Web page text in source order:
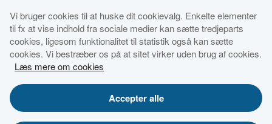
Økonomi- og Indenrigsministeriet
Tilgængelighedserklæring for dette websted
Databestkyttelsespolitik
Vi bruger cookies til at huske dit cookievalg. Enkelte elementer
til fx at vise indhold fra sociale medier kan sætte tredjeparts
cookies, ligesom funktionalitet til statistik også kan sætte
cookies. Vi bestræber os på at sitet virker uden brug af cookies.
Læs mere om cookies
Accepter alle